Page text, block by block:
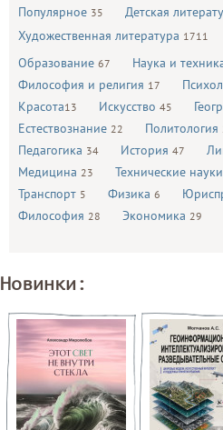
Популярное 35 Детская
Художественная литература 1711
Образование 67 Наука и
Философия и религия 17
Красота13 Искусство 45
Естествознание 22 Политология
Педагогика 34 История 47
Медицина 23 Технические науки
Транспорт 5 Физика 6
Философия 28 Экономика 29
Новинки: